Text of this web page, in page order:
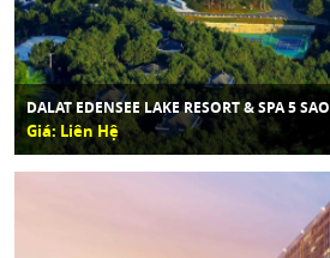
DALAT EDENSEE LAKE RESORT & SPA 5 SAO
Giá: Liên Hệ